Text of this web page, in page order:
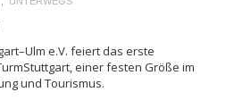
e.V. feiert das erste
einer festen Größe im
und Tourismus.